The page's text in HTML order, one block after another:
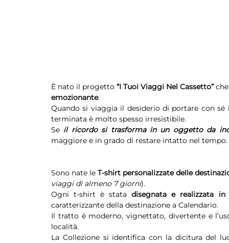
È nato il progetto “I Tuoi Viaggi Nel Cassetto”
emozionante.
Quando si viaggia il desiderio di portare con
terminata è molto spesso irresistibile.
Se il ricordo si trasforma in un oggetto da
maggiore e in grado di restare intatto nel tempo.
Sono nate le T-shirt personalizzate delle
viaggi di almeno 7 giorni).
Ogni t-shirt è stata disegnata e realizzata
caratterizzante della destinazione a Calendario.
Il tratto è moderno, vignettato, divertente e
località.
La Collezione si identifica con la dicitura del